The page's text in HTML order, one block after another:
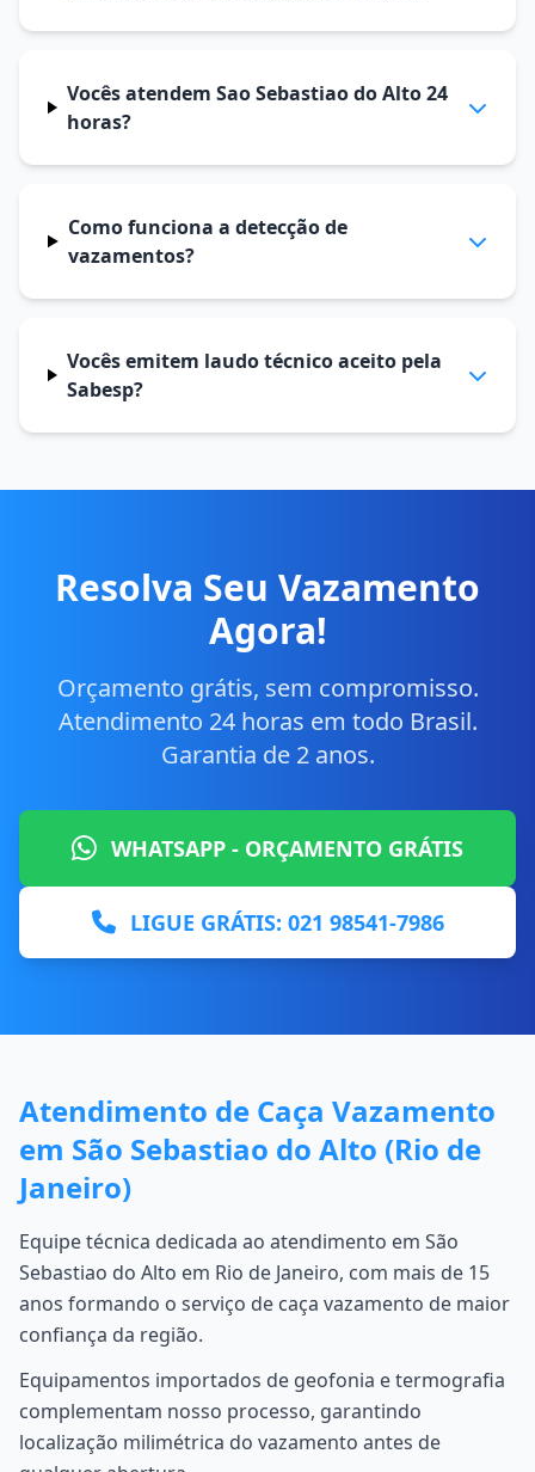
Vocês atendem Sao Sebastiao do Alto 24
horas?
Como funciona a detecção de
vazamentos?
Vocês emitem laudo técnico aceito pela
Sabesp?
Resolva Seu Vazamento
Agora!
Orçamento grátis, sem compromisso.
Atendimento 24 horas em todo Brasil.
Garantia de 2 anos.
WHATSAPP - ORÇAMENTO GRÁTIS
LIGUE GRÁTIS: 021 98541-7986
Atendimento de Caça Vazamento
em São Sebastiao do Alto (Rio de
Janeiro)
Equipe técnica dedicada ao atendimento em São
Sebastiao do Alto em Rio de Janeiro, com mais de 15
anos formando o serviço de caça vazamento de maior
confiança da região.
Equipamentos importados de geofonia e termografia
complementam nosso processo, garantindo
localização milimétrica do vazamento antes de